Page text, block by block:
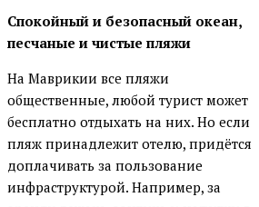
Спокойный и безопасный океан,
песчаные и чистые пляжи
На Маврикии все пляжи
общественные, любой турист может
бесплатно отдыхать на них. Но если
пляж принадлежит отелю, придётся
доплачивать за пользование
инфраструктурой. Например, за